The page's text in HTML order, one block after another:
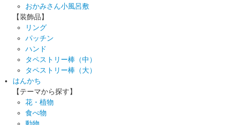
おかみさん小風呂敷
【装飾品】
リング
パッチン
ハンド
タペストリー棒（中）
タペストリー棒（大）
はんかち
【テーマから探す】
花・植物
食べ物
動物